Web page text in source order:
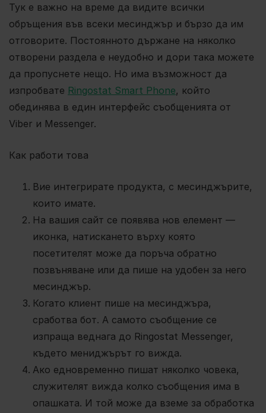
Тук е важно на време да видите всички
обръщения във всеки месинджър и бързо да им
отговорите. Постоянното държане на няколко
отворени раздела е неудобно и дори така можете
да пропуснете нещо. Но има възможност да
изпробвате Ringostat Smart Phone, който
обединява в един интерфейс съобщенията от
Viber и Messenger.
Как работи това
Вие интегрирате продукта, с месинджърите,
които имате.
На вашия сайт се появява нов елемент —
иконка, натискането върху която
посетителят може да поръча обратно
позвъняване или да пише на удобен за него
месинджър.
Когато клиент пише на месинджъра,
сработва бот. А самото съобщение се
изпраща веднага до Ringostat Messenger,
където мениджърът го вижда.
Ако едновременно пишат няколко човека,
служителят вижда колко съобщения има в
опашката. И той може да вземе за обработка